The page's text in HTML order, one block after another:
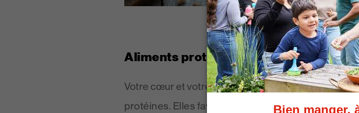
Aliments protéinés
Votre cœur et votre cerveau ont besoin de
protéines. Elles favorisent aussi le